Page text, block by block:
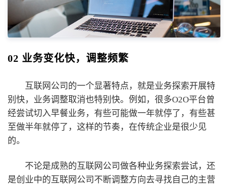
02 业务变化快，调整频繁
互联网公司的一个显著特点，就是业务探索开展特
别快，业务调整取消也特别快。例如，很多O2O平台曾
经尝试切入早餐业务，有些可能做一年就停了，有些甚
至做半年就停了，这样的节奏，在传统企业是很少见
的。
不论是成熟的互联网公司做各种业务探索尝试，还
是创业中的互联网公司不断调整方向去寻找自己的主营